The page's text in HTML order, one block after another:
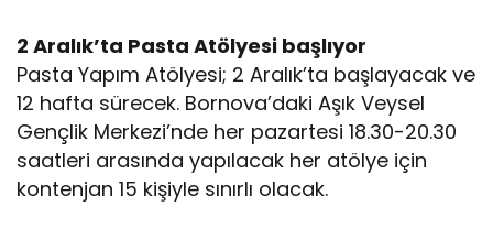
2 Aralık’ta Pasta Atölyesi başlıyor
Pasta Yapım Atölyesi; 2 Aralık’ta başlayacak ve
12 hafta sürecek. Bornova’daki Aşık Veysel
Gençlik Merkezi’nde her pazartesi 18.30-20.30
saatleri arasında yapılacak her atölye için
kontenjan 15 kişiyle sınırlı olacak.